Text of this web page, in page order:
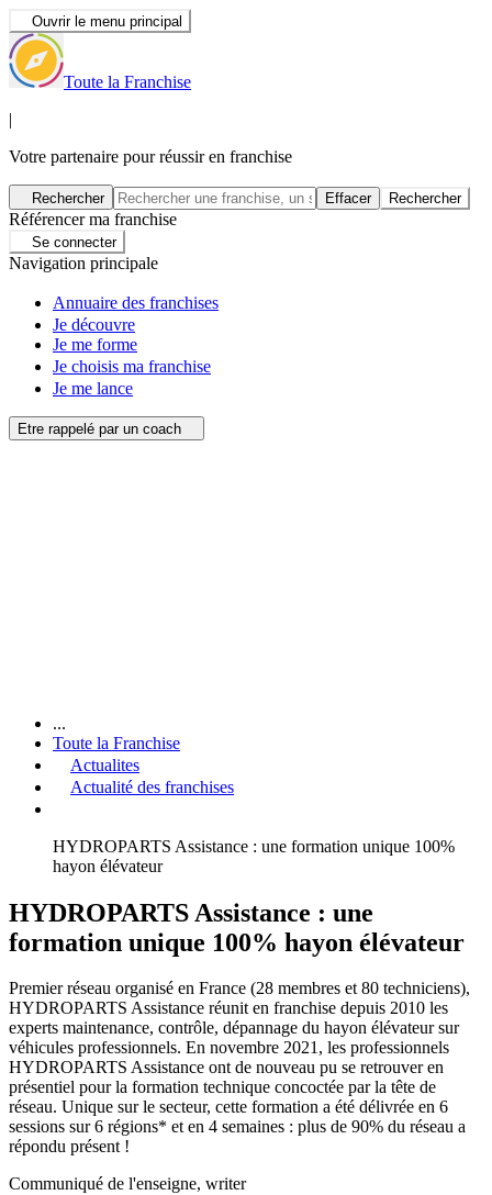
Ouvrir le menu principal
Toute la Franchise
|
Votre partenaire pour réussir en franchise
Rechercher Effacer Rechercher
Référencer ma franchise
Se connecter
Navigation principale
Annuaire des franchises
Je découvre
Je me forme
Je choisis ma franchise
Je me lance
Etre rappelé par un coach
...
Toute la Franchise
Actualites
Actualité des franchises
HYDROPARTS Assistance : une formation unique 100%
hayon élévateur
HYDROPARTS Assistance : une
formation unique 100% hayon élévateur
Premier réseau organisé en France (28 membres et 80 techniciens),
HYDROPARTS Assistance réunit en franchise depuis 2010 les
experts maintenance, contrôle, dépannage du hayon élévateur sur
véhicules professionnels. En novembre 2021, les professionnels
HYDROPARTS Assistance ont de nouveau pu se retrouver en
présentiel pour la formation technique concoctée par la tête de
réseau. Unique sur le secteur, cette formation a été délivrée en 6
sessions sur 6 régions* et en 4 semaines : plus de 90% du réseau a
répondu présent !
Communiqué de l'enseigne, writer